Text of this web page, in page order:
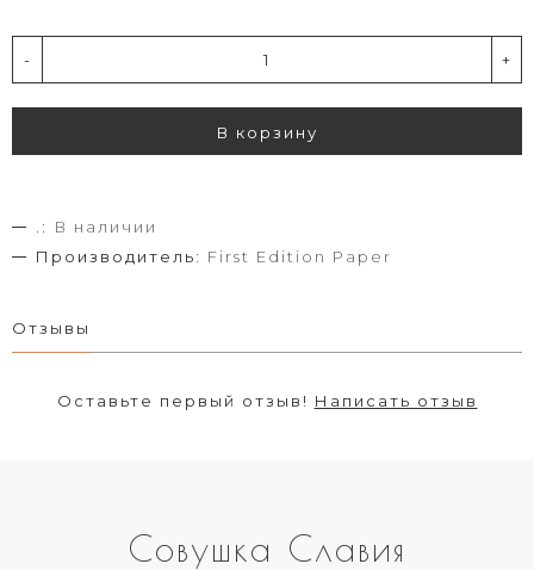
- +
В корзину
.:
В наличии
Производитель: First Edition Paper
Отзывы
Оставьте первый отзыв! Написать отзыв
Совушка Славия